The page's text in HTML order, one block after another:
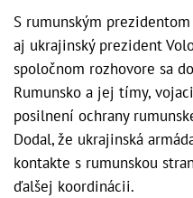
S rumunským
aj ukrajinský prezident
spoločnom rozhovore sa
Rumunsko a jej tímy,
posilnení ochrany
Dodal, že ukrajinská
kontakte s rumunskou
ďalšej koordinácii.